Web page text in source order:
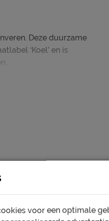
Deze duurzame
‘Koel’ en is
een passend
energie de
je het niet te warm en
dekbedden gemaakt
Welk
voor een optimale